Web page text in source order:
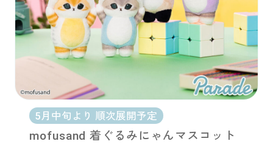
5月中旬より 順次展開予定
mofusand 着ぐるみにゃんマスコット